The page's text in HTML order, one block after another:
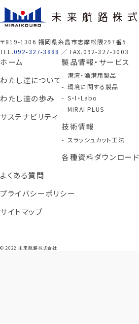
〒819-1306 福岡県糸島市志摩松隈297番5
TEL.092-327-3888 ／ FAX.092-327-3003
ホーム
わたし達について
わたし達の歩み
サステナビリティ
製品情報・サービス
港湾・漁港用製品
環境に関する製品
S・I・Labo
MIRAI PLUS
技術情報
スラッシュカット工法
各種資料ダウンロード
よくある質問
プライバシーポリシー
サイトマップ
© 2022 未来航路株式会社